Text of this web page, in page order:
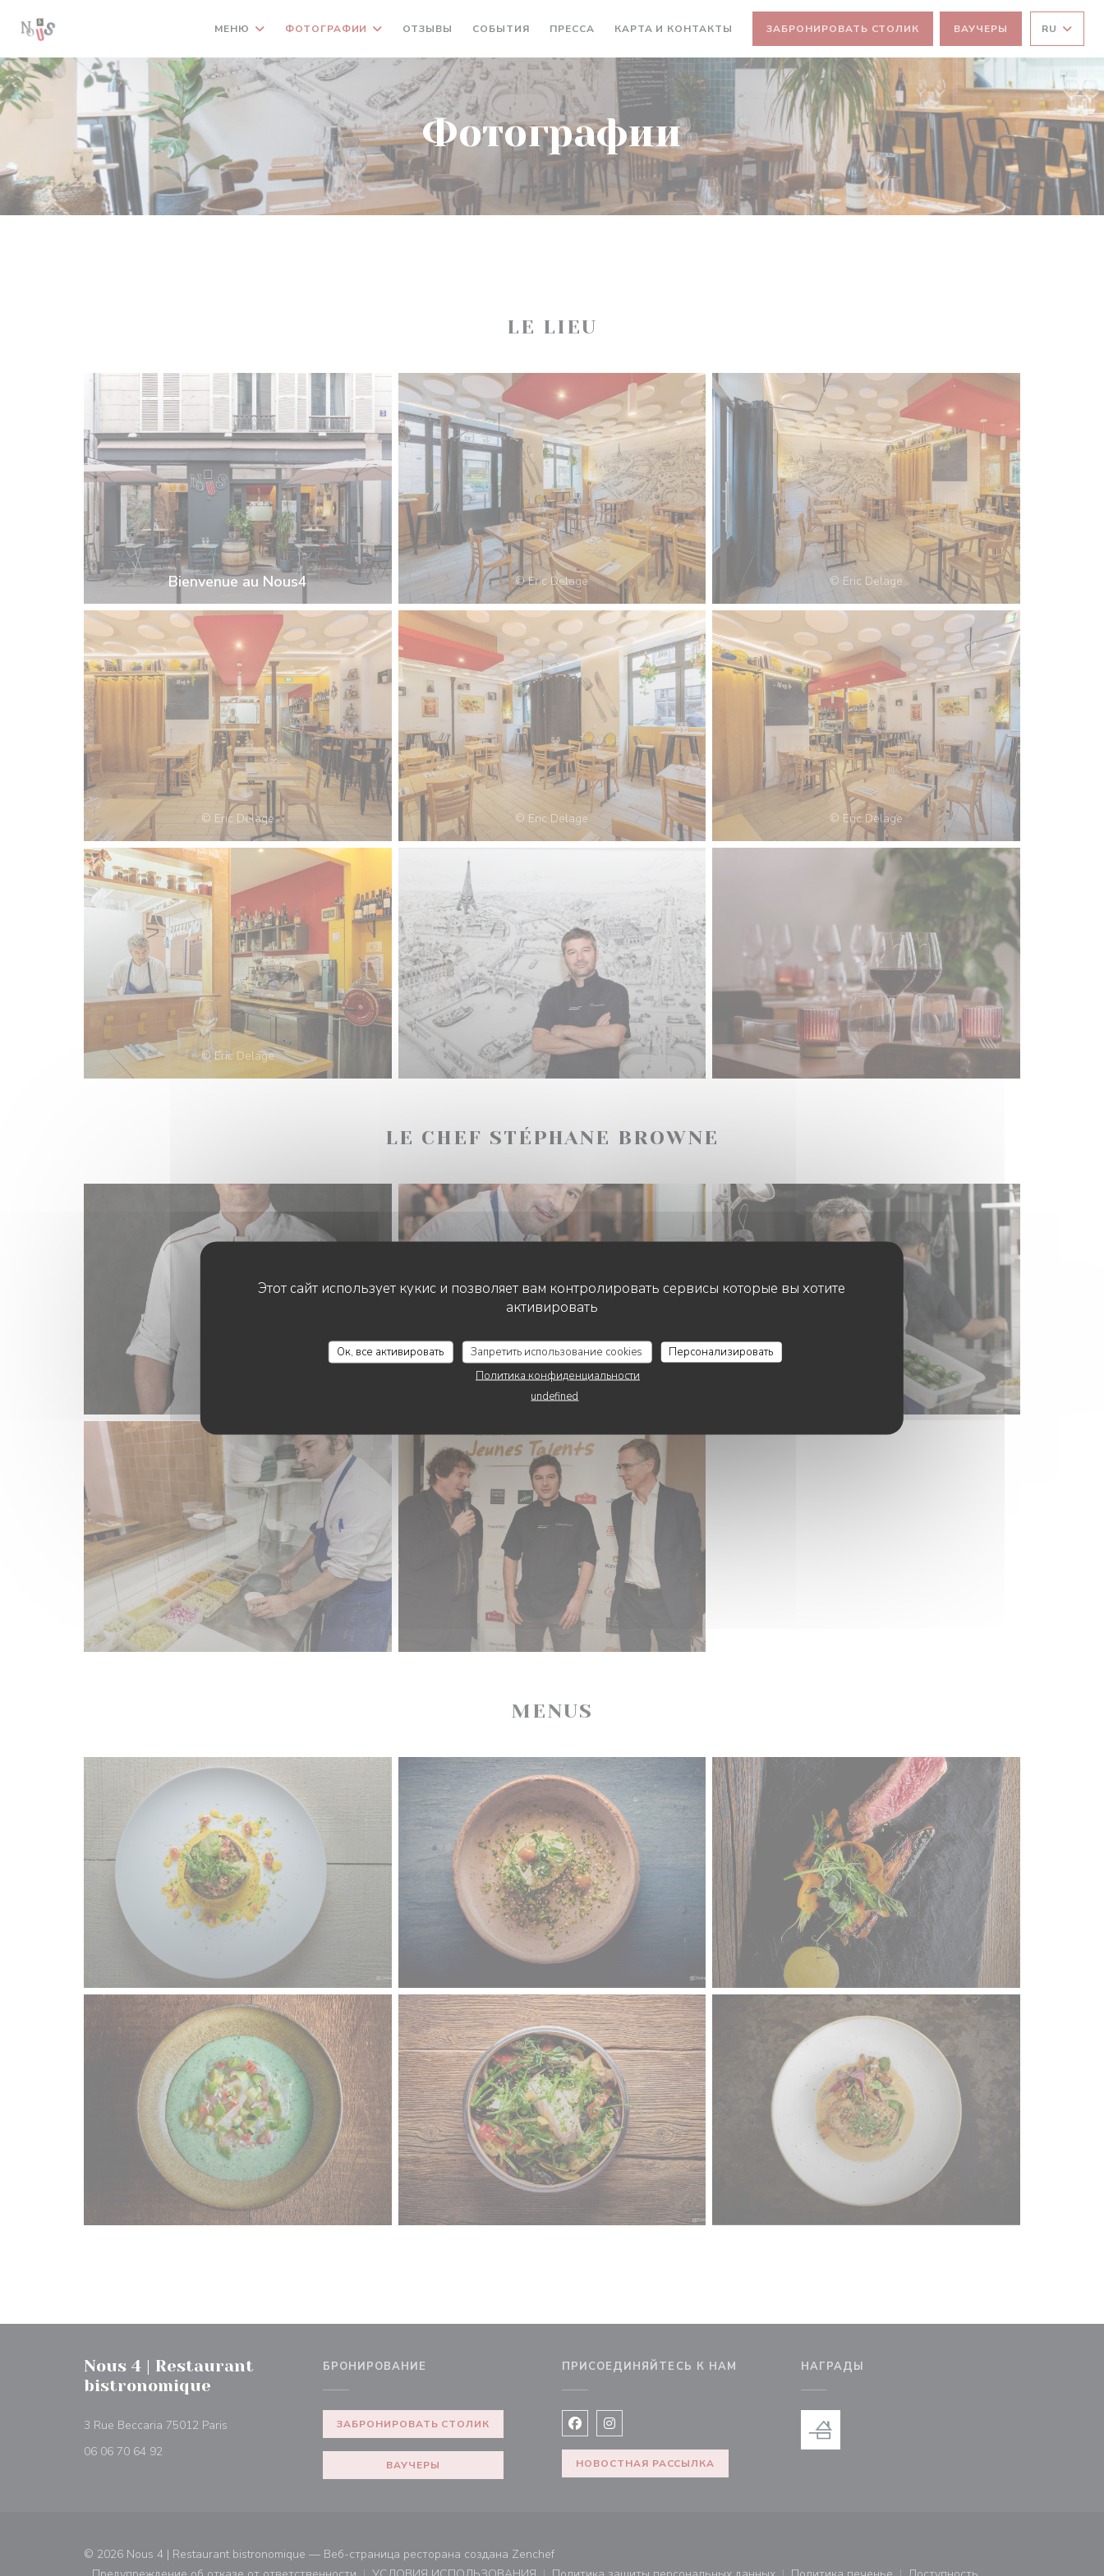
Этот сайт использует кукис и позволяет вам контролировать сервисы которые вы хотите
активировать
Ок, все активировать Запретить использование cookies
Персонализировать
Политика конфиденциальности
undefined
МЕНЮ ФОТОГРАФИИ ОТЗЫВЫ СОБЫТИЯ ПРЕССА КАРТА И КОНТАКТЫ ЗАБРОНИРОВАТЬ СТОЛИК ВАУЧЕРЫ RU
Фотографии
LE LIEU
Bienvenue au Nous4 © Eric Delage © Eric Delage
© Eric Delage © Eric Delage © Eric Delage
© Eric Delage
LE CHEF STÉPHANE BROWNE
MENUS
Nous 4 | Restaurant
bistronomique
3 Rue Beccaria 75012 Paris ((открывается в новом окне))
06 06 70 64 92
БРОНИРОВАНИЕ
ЗАБРОНИРОВАТЬ СТОЛИК
ВАУЧЕРЫ
ПРИСОЕДИНЯЙТЕСЬ К НАМ
Facebook ((открывается в новом окне))
Instagram ((открывается в новом окне))
НОВОСТНАЯ РАССЫЛКА
НАГРАДЫ
© 2026 Nous 4 | Restaurant bistronomique — Веб-страница ресторана создана Zenchef((открывается в новом окне))